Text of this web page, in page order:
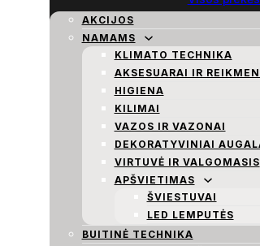
AKCIJOS
NAMAMS
KLIMATO TECHNIKA
AKSESUARAI IR
HIGIENA
KILIMAI
VAZOS IR VAZONAI
DEKORATYVINIAI
VIRTUVĖ IR VALGOMASIS
APŠVIETIMAS
ŠVIESTUVAI
LED LEMPUTĖS
BUITINĖ TECHNIKA